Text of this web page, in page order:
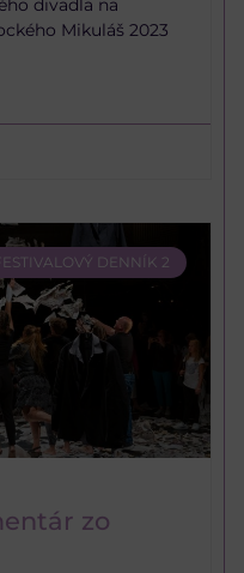
divadla na
Mikuláš 2023
FESTIVALOVÝ DENNÍK 2
zo